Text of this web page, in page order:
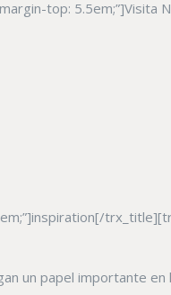
top: 5.5em;”]Visita
un papel importante en